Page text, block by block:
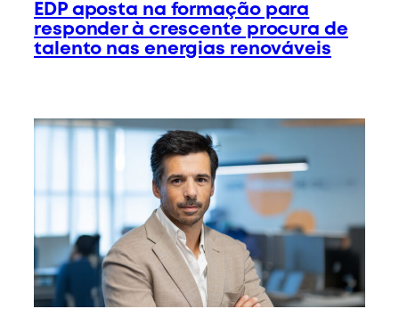
EDP aposta na formação para
responder à crescente procura de
talento nas energias renováveis